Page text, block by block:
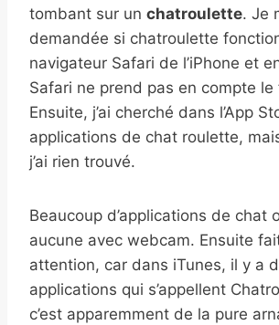
tombant sur un chatroulette. Je
demandée si chatroulette
navigateur Safari de l’iPhone et
Safari ne prend pas en compte le
Ensuite, j’ai cherché dans l’App
applications de chat roulette,
j’ai rien trouvé.
Beaucoup d’applications de chat
aucune avec webcam. Ensuite
attention, car dans iTunes, il y a
applications qui s’appellent
c’est apparemment de la pure